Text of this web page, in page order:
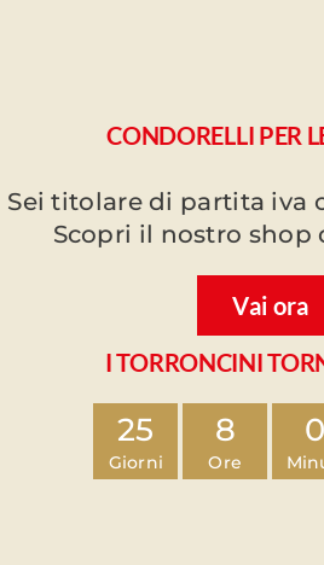
CONDORELLI PER
Sei titolare di partita iva
Scopri il nostro shop
Vai ora
I TORRONCINI
25
Giorni
8
Ore
0